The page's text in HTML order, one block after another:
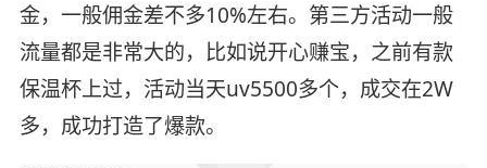
金，一般佣金差不多10%左右。第三方活动一般
流量都是非常大的，比如说开心赚宝，之前有款
保温杯上过，活动当天uv5500多个，成交在2W
多，成功打造了爆款。